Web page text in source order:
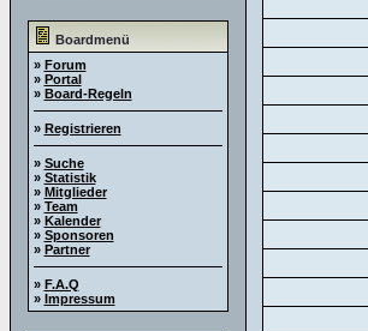
Boardmenü
» Forum
» Portal
» Board-Regeln
» Registrieren
» Suche
» Statistik
» Mitglieder
» Team
» Kalender
» Sponsoren
» Partner
» F.A.Q
» Impressum